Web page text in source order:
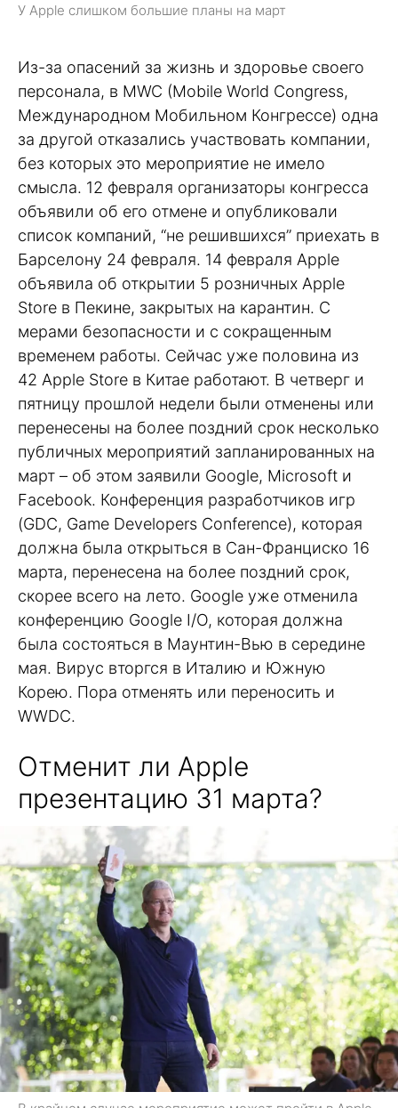
У Apple слишком большие планы на март
Из-за опасений за жизнь и здоровье своего
персонала, в MWC (Mobile World Congress,
Международном Мобильном Конгрессе) одна
за другой отказались участвовать компании,
без которых это мероприятие не имело
смысла. 12 февраля организаторы конгресса
объявили об его отмене и опубликовали
список компаний, “не решившихся” приехать в
Барселону 24 февраля. 14 февраля Apple
объявила об открытии 5 розничных Apple
Store в Пекине, закрытых на карантин. С
мерами безопасности и с сокращенным
временем работы. Сейчас уже половина из
42 Apple Store в Китае работают. В четверг и
пятницу прошлой недели были отменены или
перенесены на более поздний срок несколько
публичных мероприятий запланированных на
март – об этом заявили Google, Microsoft и
Facebook. Конференция разработчиков игр
(GDC, Game Developers Conference), которая
должна была открыться в Сан-Франциско 16
марта, перенесена на более поздний срок,
скорее всего на лето. Google уже отменила
конференцию Google I/O, которая должна
была состояться в Маунтин-Вью в середине
мая. Вирус вторгся в Италию и Южную
Корею. Пора отменять или переносить и
WWDC.
Отменит ли Apple
презентацию 31 марта?